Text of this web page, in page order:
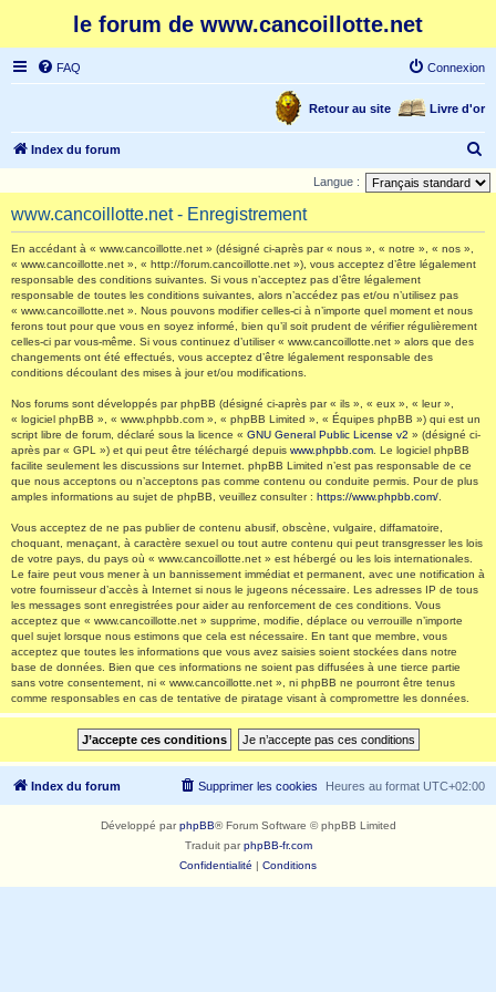
le forum de www.cancoillotte.net
FAQ Connexion
Livre d'or
Retour au site
Index du forum
e
Langue :
www.cancoillotte.net - Enregistrement
En accédant à « www.cancoillotte.net » (désigné ci-après par « nous », « notre », « nos »,
« www.cancoillotte.net », « http://forum.cancoillotte.net »), vous acceptez d’être légalement
responsable des conditions suivantes. Si vous n’acceptez pas d’être légalement
responsable de toutes les conditions suivantes, alors n’accédez pas et/ou n’utilisez pas
« www.cancoillotte.net ». Nous pouvons modifier celles-ci à n’importe quel moment et nous
ferons tout pour que vous en soyez informé, bien qu’il soit prudent de vérifier régulièrement
celles-ci par vous-même. Si vous continuez d’utiliser « www.cancoillotte.net » alors que des
changements ont été effectués, vous acceptez d’être légalement responsable des
conditions découlant des mises à jour et/ou modifications.
Nos forums sont développés par phpBB (désigné ci-après par « ils », « eux », « leur »,
« logiciel phpBB », « www.phpbb.com », « phpBB Limited », « Équipes phpBB ») qui est un
script libre de forum, déclaré sous la licence « GNU General Public License v2 » (désigné ci-
après par « GPL ») et qui peut être téléchargé depuis www.phpbb.com . Le logiciel phpBB
facilite seulement les discussions sur Internet. phpBB Limited n’est pas responsable de ce
que nous acceptons ou n’acceptons pas comme contenu ou conduite permis. Pour de plus
amples informations au sujet de phpBB, veuillez consulter : https://www.phpbb.com/
Vous acceptez de ne pas publier de contenu abusif, obscène, vulgaire, diffamatoire,
choquant, menaçant, à caractère sexuel ou tout autre contenu qui peut transgresser les lois
de votre pays, du pays où « www.cancoillotte.net » est hébergé ou les lois internationales.
Le faire peut vous mener à un bannissement immédiat et permanent, avec une notification à
votre fournisseur d’accès à Internet si nous le jugeons nécessaire. Les adresses IP de tous
les messages sont enregistrées pour aider au renforcement de ces conditions. Vous
acceptez que « www.cancoillotte.net » supprime, modifie, déplace ou verrouille n’importe
quel sujet lorsque nous estimons que cela est nécessaire. En tant que membre, vous
acceptez que toutes les informations que vous avez saisies soient stockées dans notre
base de données. Bien que ces informations ne soient pas diffusées à une tierce partie
sans votre consentement, ni « www.cancoillotte.net », ni phpBB ne pourront être tenus
comme responsables en cas de tentative de piratage visant à compromettre les données.
Index du forum Heures au format UTC+02:00
Supprimer les cookies
Développé parphpBB® Forum Software © phpBB Limited
Traduit parphpBB-fr.com
Confidentialité | Conditions